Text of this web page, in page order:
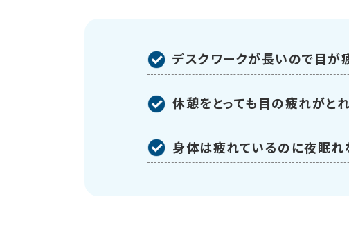
デスクワークが長いので目が
休憩をとっても目の疲れがと
身体は疲れているのに夜眠れ